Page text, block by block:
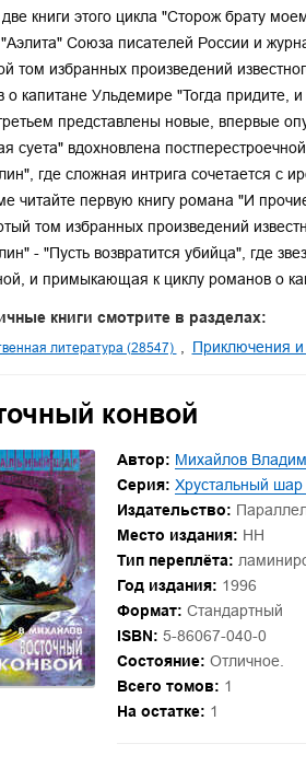
книги этого цикла "Сторож брату
Союза писателей России и
том избранных произведений
о капитане Ульдемире "Тогда придите, и
представлены новые, впервые
суета" вдохновлена
где сложная интрига сочетается с
читайте первую книгу романа "И
том избранных произведений
- "Пусть возвратится убийца", где
и примыкающая к циклу романов о
книги смотрите в разделах:
литература (28547) Приключения
конвой
Автор: Михайлов
Серия: Хрустальный шар
Издательство:
Место издания: НН
Тип переплёта:
Год издания: 1996
Формат: Стандартный
ISBN: 5-86067-040-0
Состояние: Отличное.
Всего томов: 1
На остатке: 1